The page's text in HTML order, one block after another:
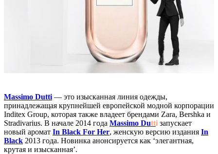
Massimo Dutti — это изысканная линия одежды,
принадлежащая крупнейшей европейской модной корпорации
Inditex Group, которая также владеет брендами Zara, Bershka и
Stradivarius. В начале 2014 года Massimo Dutti запускает
новый аромат In Black For Her, женскую версию издания In
Black 2013 года. Новинка анонсируется как ‘элегантная,
крутая и изысканная’.